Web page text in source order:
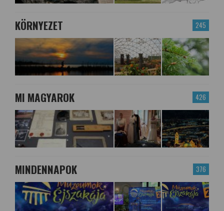
245
KÖRNYEZET
426
MI MAGYAROK
376
MINDENNAPOK